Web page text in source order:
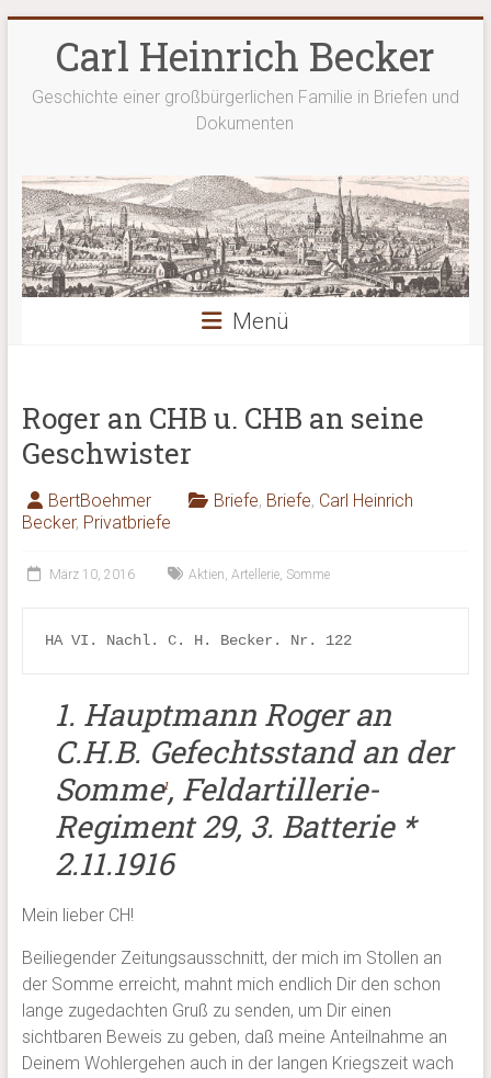
springenCarl Heinrich Becker
Geschichte einer großbürgerlichen Familie in Briefen und
Dokumenten
Menü
Roger an CHB u. CHB an seine
Geschwister
BertBoehmer Briefe, Briefe, Carl Heinrich
Becker, Privatbriefe
März 10, 2016 Aktien, Artellerie, Somme
HA VI. Nachl. C. H. Becker. Nr. 122
1. Hauptmann Roger an
C.H.B. Gefechtsstand an der
Somme1, Feldartillerie-
Regiment 29, 3. Batterie *
2.11.1916
Mein lieber CH!
Beiliegender Zeitungsausschnitt, der mich im Stollen an
der Somme erreicht, mahnt mich endlich Dir den schon
lange zugedachten Gruß zu senden, um Dir einen
sichtbaren Beweis zu geben, daß meine Anteilnahme an
Deinem Wohlergehen auch in der langen Kriegszeit wach